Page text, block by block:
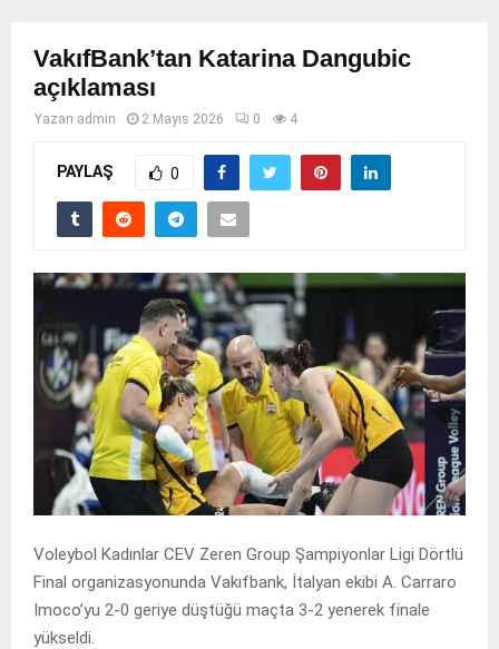
VakıfBank’tan Katarina Dangubic
açıklaması
Yazan admin 2 Mayıs 2026 0 4
PAYLAŞ 0
Voleybol Kadınlar CEV Zeren Group Şampiyonlar Ligi Dörtlü
Final organizasyonunda Vakıfbank, İtalyan ekibi A. Carraro
Imoco’yu 2-0 geriye düştüğü maçta 3-2 yenerek finale
yükseldi.